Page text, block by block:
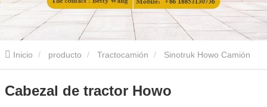
Inicio producto Tractocamión Sinotruk Howo Camión
Cabezal de tractor Howo